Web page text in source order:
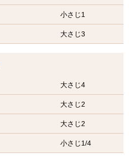
小さじ1
大さじ3
大さじ4
大さじ2
大さじ2
小さじ1/4